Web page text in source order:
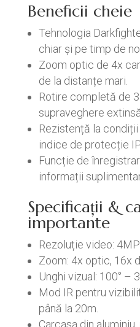
Beneficii cheie
Tehnologia
chiar și pe timp de
Zoom optic de 4x
de la distanțe mari.
Rotire completă de
supraveghere
Rezistență la
indice de protecție
Funcție de
informații
Specificații &
importante
Rezoluție video:
Zoom: 4x optic, 16x
Unghi vizual: 100° –
Mod IR pentru
până la 20m.
Carcasa din